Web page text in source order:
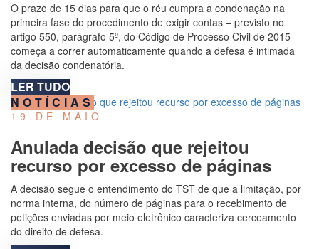
O prazo de 15 dias para que o réu cumpra a condenação na
primeira fase do procedimento de exigir contas – previsto no
artigo 550, parágrafo 5º, do Código de Processo Civil de 2015 –
começa a correr automaticamente quando a defesa é intimada
da decisão condenatória.
LER TUDO
NOTÍCIAS
19 DE MAIO
Anulada decisão que rejeitou
recurso por excesso de páginas
A decisão segue o entendimento do TST de que a limitação, por
norma interna, do número de páginas para o recebimento de
petições enviadas por meio eletrônico caracteriza cerceamento
do direito de defesa.